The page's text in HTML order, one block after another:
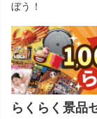
ぼう！
らくらく景品